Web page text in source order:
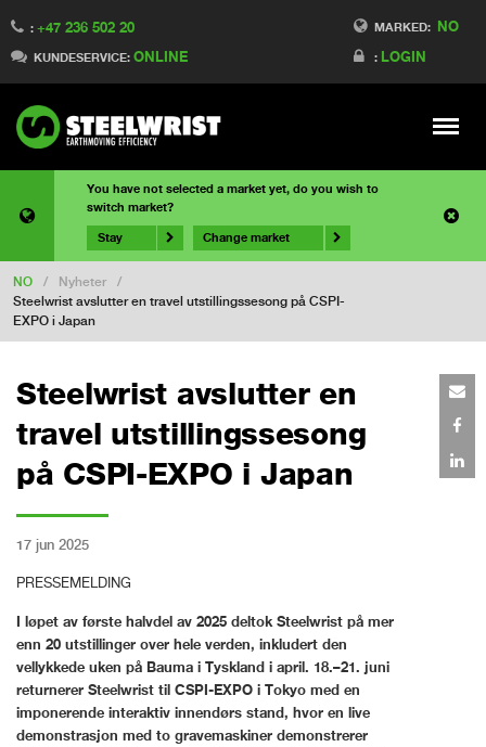
MARKED: NO
: LOGIN
: +47 236 502 20
KUNDESERVICE: ONLINE
Meny
You have not selected a market yet, do you wish to
switch market?
Stay Change market
NO / Nyheter
/
Steelwrist avslutter en travel utstillingssesong på CSPI-
EXPO i Japan
Steelwrist avslutter en
travel utstillingssesong
på CSPI-EXPO i Japan
17 jun 2025
PRESSEMELDING
I løpet av første halvdel av 2025 deltok Steelwrist på mer
enn 20 utstillinger over hele verden, inkludert den
vellykkede uken på Bauma i Tyskland i april. 18.–21. juni
returnerer Steelwrist til CSPI-EXPO i Tokyo med en
imponerende interaktiv innendørs stand, hvor en live
demonstrasjon med to gravemaskiner demonstrerer